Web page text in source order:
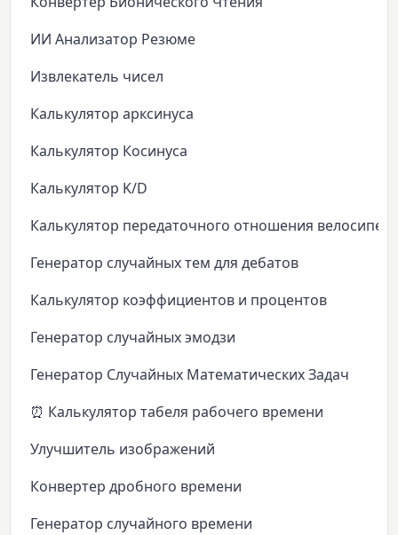
ИИ Анализатор Резюме
Извлекатель чисел
Калькулятор арксинуса
Калькулятор Косинуса
Калькулятор K/D
Калькулятор передаточного отношения
Генератор случайных тем для дебатов
Калькулятор коэффициентов и процентов
Генератор случайных эмодзи
Генератор Случайных Математических Задач
⏰ Калькулятор табеля рабочего времени
Улучшитель изображений
Конвертер дробного времени
Генератор случайного времени